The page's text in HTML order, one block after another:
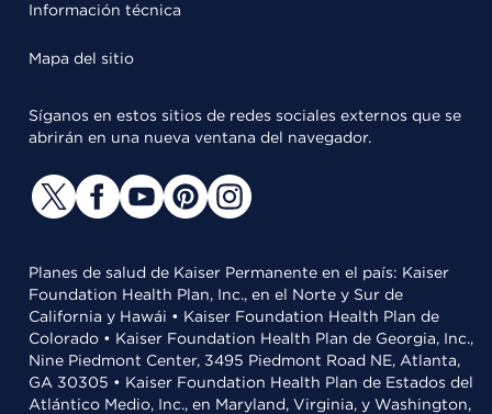
Información técnica
Mapa del sitio
Síganos en estos sitios de redes sociales externos que se
abrirán en una nueva ventana del navegador.
Planes de salud de Kaiser Permanente en el país: Kaiser
Foundation Health Plan, Inc., en el Norte y Sur de
California y Hawái • Kaiser Foundation Health Plan de
Colorado • Kaiser Foundation Health Plan de Georgia, Inc.,
Nine Piedmont Center, 3495 Piedmont Road NE, Atlanta,
GA 30305 • Kaiser Foundation Health Plan de Estados del
Atlántico Medio, Inc., en Maryland, Virginia, y Washington,